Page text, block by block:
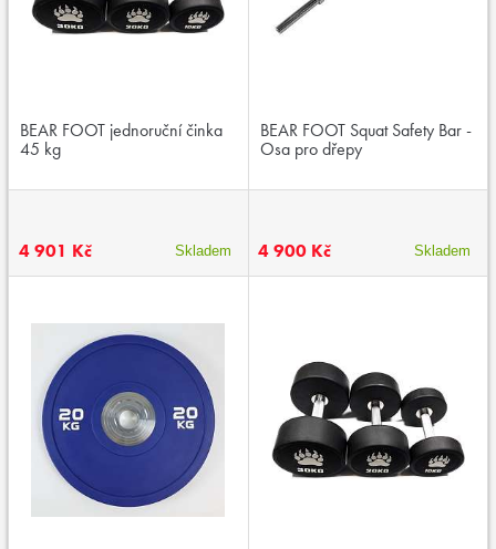
BEAR FOOT jednoruční činka
45 kg
4 901 Kč Skladem
BEAR FOOT Squat Safety Bar -
Osa pro dřepy
4 900 Kč Skladem